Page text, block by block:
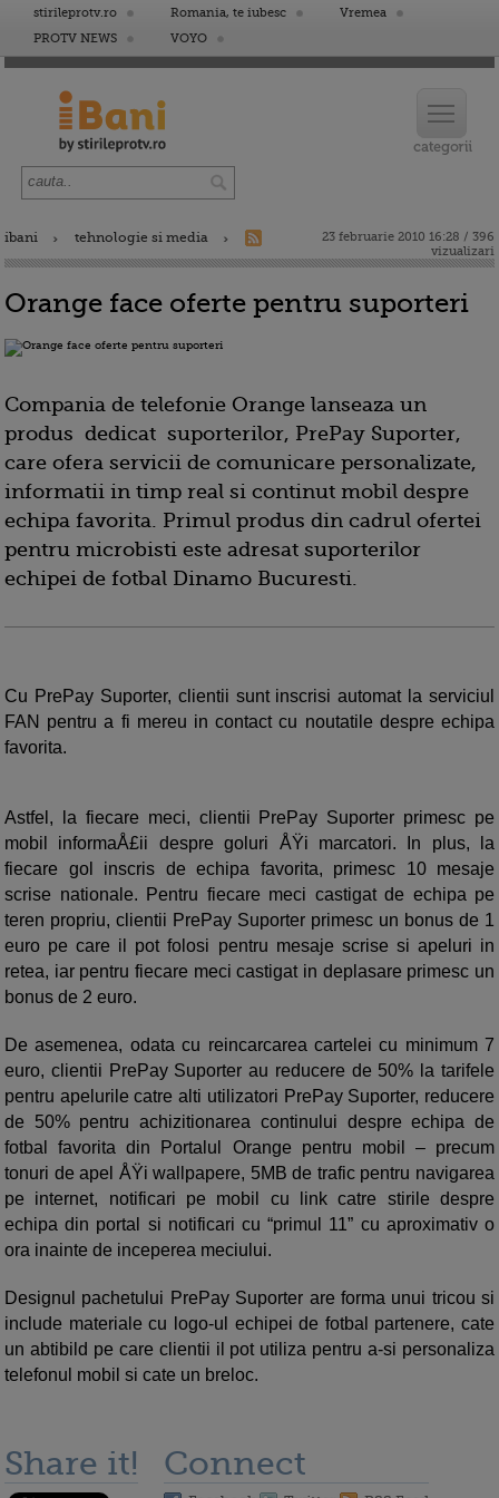
stirileprotv.ro Romania, te iubesc
Vremea
PROTV NEWS
VOYO
ibani tehnologie si media
23 februarie 2010 16:28 / 396
vizualizari
Orange face oferte pentru suporteri
Compania de telefonie Orange lanseaza un
produs dedicat suporterilor, PrePay Suporter,
care ofera servicii de comunicare personalizate,
informatii in timp real si continut mobil despre
echipa favorita. Primul produs din cadrul ofertei
pentru microbisti este adresat suporterilor
echipei de fotbal Dinamo Bucuresti.
Cu PrePay Suporter, clientii sunt inscrisi automat la serviciul
FAN pentru a fi mereu in contact cu noutatile despre echipa
favorita.
Astfel, la fiecare meci, clientii PrePay Suporter primesc pe
mobil informaÅ£ii despre goluri ÅŸi marcatori. In plus, la
fiecare gol inscris de echipa favorita, primesc 10 mesaje
scrise nationale. Pentru fiecare meci castigat de echipa pe
teren propriu, clientii PrePay Suporter primesc un bonus de 1
euro pe care il pot folosi pentru mesaje scrise si apeluri in
retea, iar pentru fiecare meci castigat in deplasare primesc un
bonus de 2 euro.
De asemenea, odata cu reincarcarea cartelei cu minimum 7
euro, clientii PrePay Suporter au reducere de 50% la tarifele
pentru apelurile catre alti utilizatori PrePay Suporter, reducere
de 50% pentru achizitionarea continului despre echipa de
fotbal favorita din Portalul Orange pentru mobil – precum
tonuri de apel ÅŸi wallpapere, 5MB de trafic pentru navigarea
pe internet, notificari pe mobil cu link catre stirile despre
echipa din portal si notificari cu “primul 11” cu aproximativ o
ora inainte de inceperea meciului.
Designul pachetului PrePay Suporter are forma unui tricou si
include materiale cu logo-ul echipei de fotbal partenere, cate
un abtibild pe care clientii il pot utiliza pentru a-si personaliza
telefonul mobil si cate un breloc.
Share it! Connect